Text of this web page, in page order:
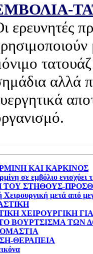
ερευνητές
αλλά
ΚΑΙ ΚΑΡΚΙΝΟΣ
σε εμβόλιο ενισχύει
ΤΟΥ ΣΤΗΘΟΥΣ-
Χειρουργική μετά από
ΧΕΙΡΟΥΡΓΙΚΗ
ΒΟΥΡΤΣΙΣΜΑ ΤΩΝ
ΘΕΡΑΠΕΙΑ